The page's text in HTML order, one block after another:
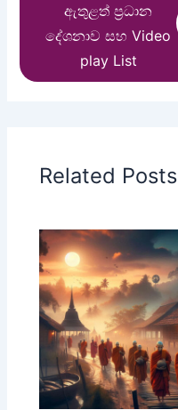
ඇතුළත් ප්‍රධාන
දේශනාව සහ Video
play List
Related Posts